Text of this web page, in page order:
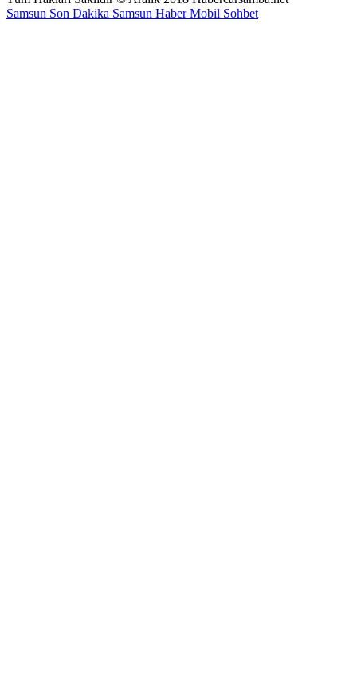
Samsun Son Dakika Samsun HaberMobil Sohbet